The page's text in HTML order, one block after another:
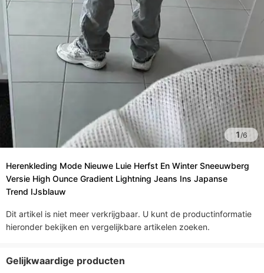
1/6
Herenkleding Mode Nieuwe Luie Herfst En Winter Sneeuwberg
Versie High Ounce Gradient Lightning Jeans Ins Japanse
Trend IJsblauw
Dit artikel is niet meer verkrijgbaar. U kunt de productinformatie
hieronder bekijken en vergelijkbare artikelen zoeken.
Gelijkwaardige producten